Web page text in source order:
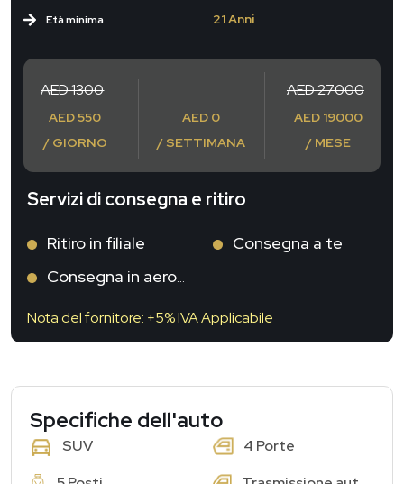
Età minima 21 Anni
AED 1300
AED 550
/ GIORNO
AED 0
/ SETTIMANA
AED 27000
AED 19000
/ MESE
Servizi di consegna e ritiro
Ritiro in filiale
Consegna a te
Consegna in aeroporto
Nota del fornitore: +5% IVA Applicabile
Specifiche dell'auto
SUV
4 Porte